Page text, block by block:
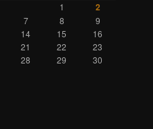
1 2
7 8
9
14 15
16
21 22
23
28 29
30